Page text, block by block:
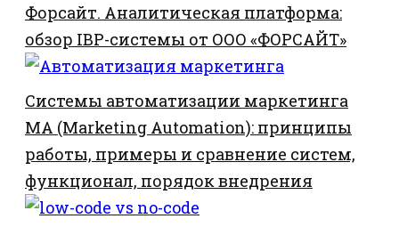
Форсайт. Аналитическая платформа:
обзор IBP-системы от ООО «ФОРСАЙТ»
Системы автоматизации маркетинга
MA (Marketing Automation): принципы
работы, примеры и сравнение систем,
функционал, порядок внедрения